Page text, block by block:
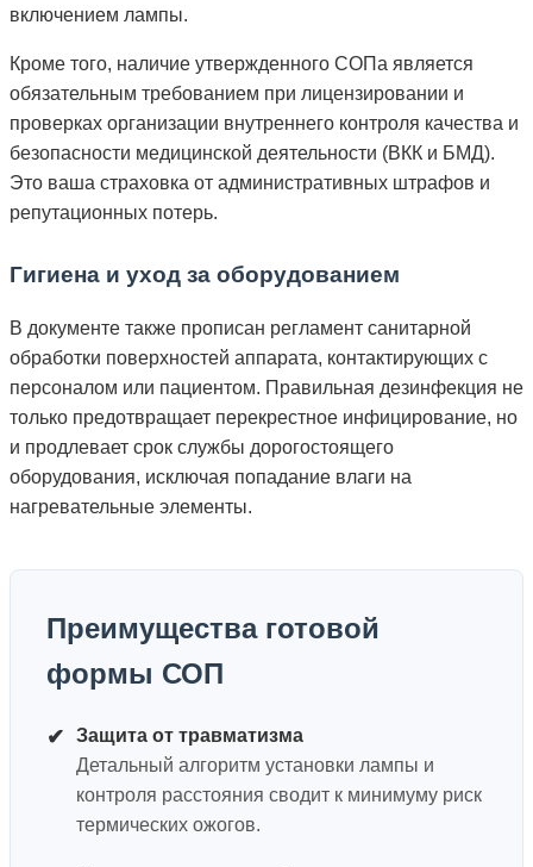
включением лампы.
Кроме того, наличие утвержденного СОПа является
обязательным требованием при лицензировании и
проверках организации внутреннего контроля качества и
безопасности медицинской деятельности (ВКК и БМД).
Это ваша страховка от административных штрафов и
репутационных потерь.
Гигиена и уход за оборудованием
В документе также прописан регламент санитарной
обработки поверхностей аппарата, контактирующих с
персоналом или пациентом. Правильная дезинфекция не
только предотвращает перекрестное инфицирование, но
и продлевает срок службы дорогостоящего
оборудования, исключая попадание влаги на
нагревательные элементы.
Преимущества готовой
формы СОП
✔
Защита от травматизма
Детальный алгоритм установки лампы и
контроля расстояния сводит к минимуму риск
термических ожогов.